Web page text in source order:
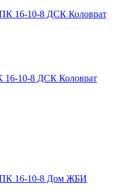
16-10-8 ДСК Коловрат